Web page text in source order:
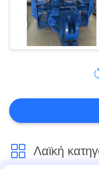
Οδηγός
Λαϊκή